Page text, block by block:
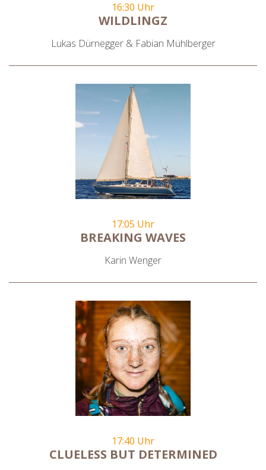
16:30 Uhr
WILDLINGZ
Lukas Dürnegger & Fabian Mühlberger
17:05 Uhr
BREAKING WAVES
Karin Wenger
17:40 Uhr
CLUELESS BUT DETERMINED